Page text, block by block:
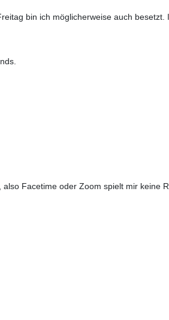
bin ich möglicherweise auch besetzt.
Facetime oder Zoom spielt mir keine